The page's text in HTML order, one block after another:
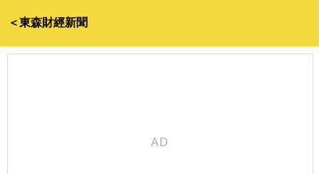
＜東森財經新聞